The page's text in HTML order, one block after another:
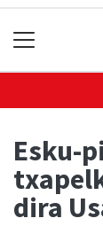
Esku-
dira